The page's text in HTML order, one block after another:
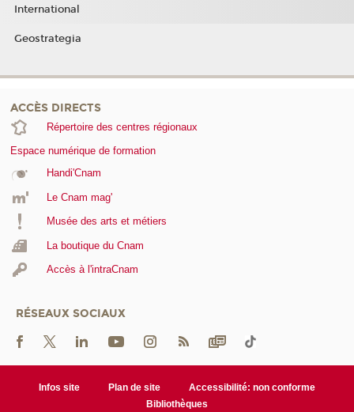
International
Geostrategia
ACCÈS DIRECTS
Répertoire des centres régionaux
Espace numérique de formation
Handi'Cnam
Le Cnam mag'
Musée des arts et métiers
La boutique du Cnam
Accès à l'intraCnam
RÉSEAUX SOCIAUX
Infos site Plan de site
Accessibilité: non conforme
Bibliothèques